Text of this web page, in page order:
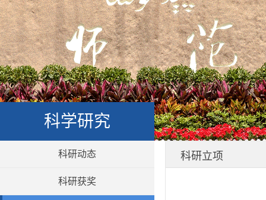
科学研究
科研动态
科研获奖
科研立项